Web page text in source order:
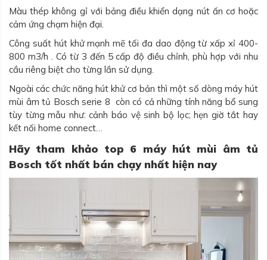
Màu thép không gỉ với bảng điều khiển dạng nút ấn cơ hoặc
cảm ứng chạm hiện đại.
Công suất hút khử mạnh mẽ tối đa dao động từ xấp xỉ 400-
800 m3/h . Có từ 3 đến 5 cấp độ điều chỉnh, phù hợp với nhu
cầu riêng biệt cho từng lần sử dụng.
Ngoài các chức năng hút khử cơ bản thì một số dòng máy hút
mùi âm tủ Bosch serie 8 còn có cả những tính năng bổ sung
tùy từng mẫu như: cảnh báo vệ sinh bộ lọc; hẹn giờ tắt hay
kết nối home connect…
Hãy tham khảo top 6 máy hút mùi âm tủ
Bosch tốt nhất bán chạy nhất hiện nay